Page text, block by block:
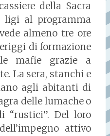
della Sacra
ligi al programma
almeno tre ore
di formazione
mafie grazie a
La sera, stanchi e
agli abitanti di
delle lumache o
“rustici”. Del loro
attivo